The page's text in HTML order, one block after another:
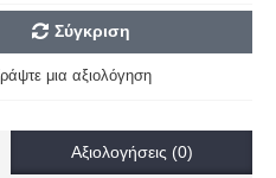
Σύγκριση
μια αξιολόγηση
Αξιολογήσεις (0)